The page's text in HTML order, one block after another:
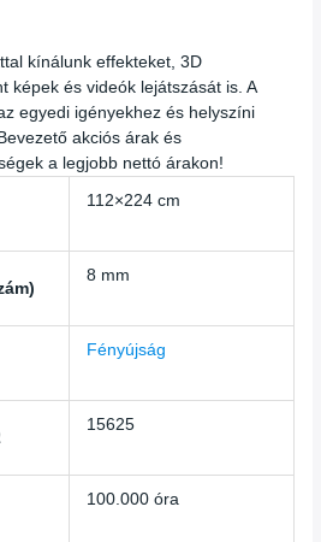
kínálunk effekteket, 3D
képek és videók lejátszását is. A
egyedi igényekhez és helyszíni
akciós árak és
a legjobb nettó árakon!
112×224 cm
8 mm
Fényújság
15625
100.000 óra